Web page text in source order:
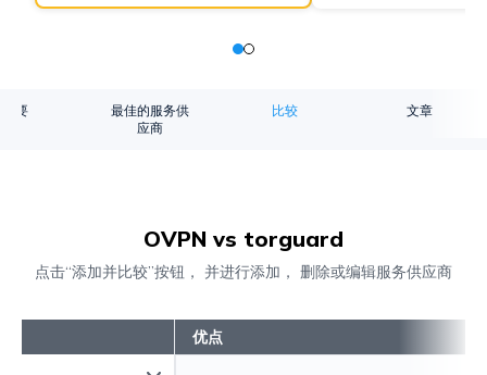
概要
最佳的服务供
应商
比较 文章
OVPN vs torguard
点击“添加并比较”按钮， 并进行添加， 删除或编辑服务供应商
优点